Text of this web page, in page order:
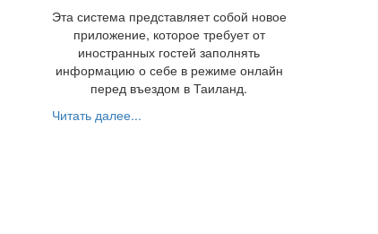
Эта система представляет собой новое
приложение, которое требует от
иностранных гостей заполнять
информацию о себе в режиме онлайн
перед въездом в Таиланд.
Читать далее...